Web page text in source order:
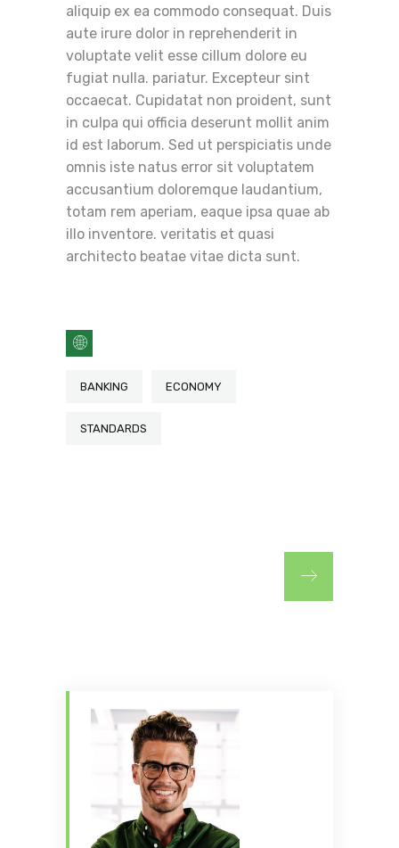
aliquip ex ea commodo consequat. Duis
aute irure dolor in reprehenderit in
voluptate velit esse cillum dolore eu
fugiat nulla. pariatur. Excepteur sint
occaecat. Cupidatat non proident, sunt
in culpa qui officia deserunt mollit anim
id est laborum. Sed ut perspiciatis unde
omnis iste natus error sit voluptatem
accusantium doloremque laudantium,
totam rem aperiam, eaque ipsa quae ab
illo inventore. veritatis et quasi
architecto beatae vitae dicta sunt.
BANKING ECONOMY
STANDARDS